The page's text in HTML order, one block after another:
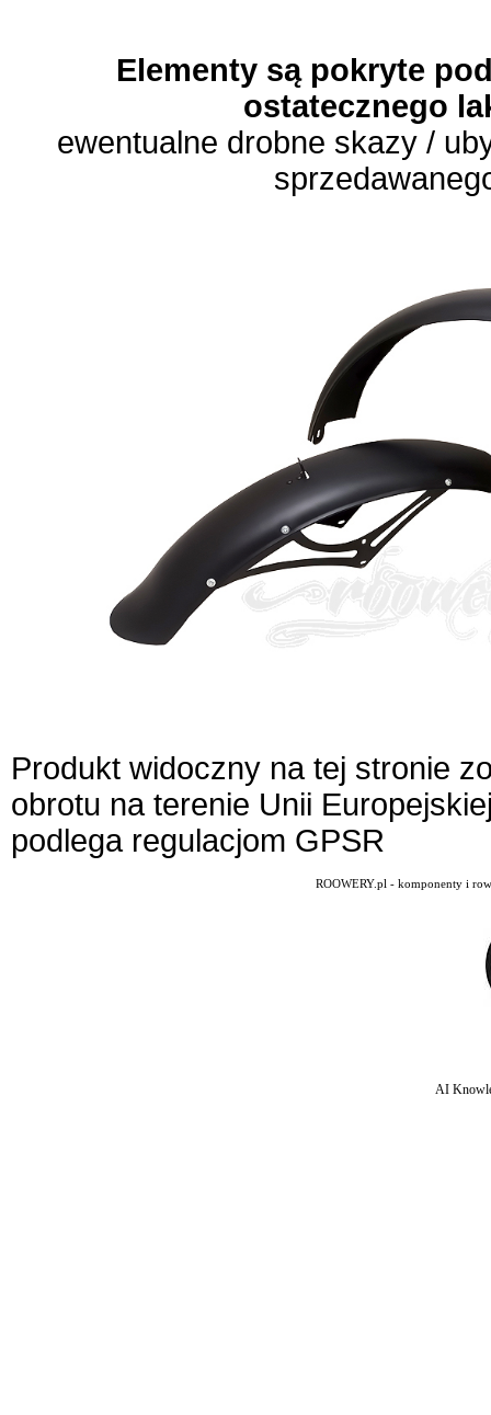
Elementy są pokryte
ostatecznego
ewentualne drobne skazy /
Produkt widoczny na tej stronie
obrotu na terenie Unii
podlega regulacjom GPSR
ROOWERY.pl - komponenty i
AI